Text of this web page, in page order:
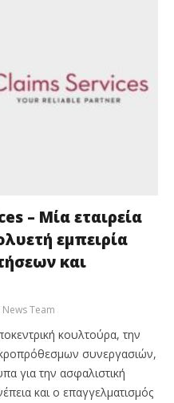
– Μία εταιρεία
εμπειρία
και
Team
κουλτούρα, την
συνεργασιών,
για την ασφαλιστική
και ο επαγγελματισμός